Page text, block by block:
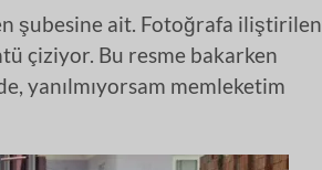
şubesine ait. Fotoğrafa iliştirilen
çiziyor. Bu resme bakarken
yanılmıyorsam memleketim